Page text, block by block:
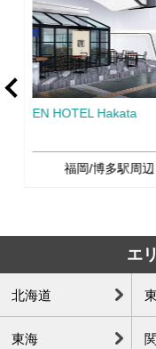
EN HOTEL Hakata
福岡/博多駅周辺
エ
北海道
東海